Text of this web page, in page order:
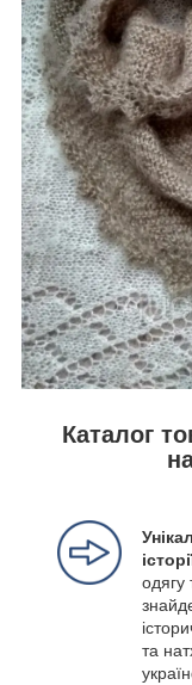
Каталог
одягу
та